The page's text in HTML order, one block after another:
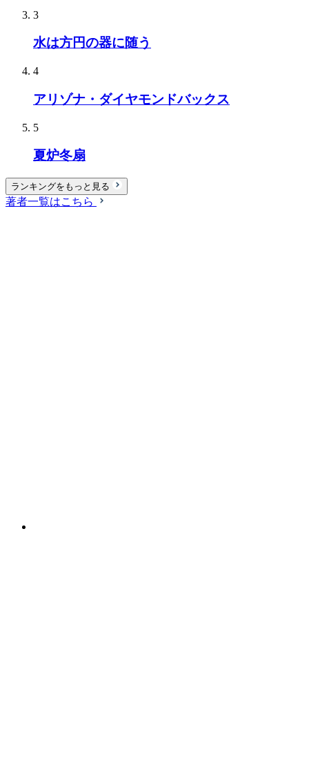
3
水は方円の器に随う
4
アリゾナ・ダイヤモンドバックス
5
夏炉冬扇
ランキングをもっと見る
著者一覧はこちら